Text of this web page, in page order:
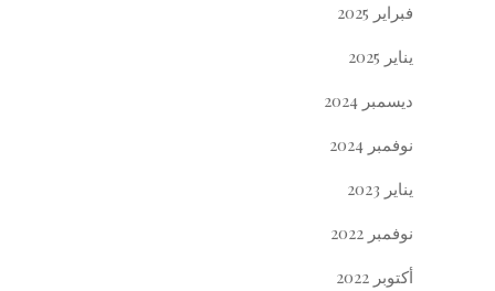
فبراير 2025
يناير 2025
ديسمبر 2024
نوفمبر 2024
يناير 2023
نوفمبر 2022
أكتوبر 2022